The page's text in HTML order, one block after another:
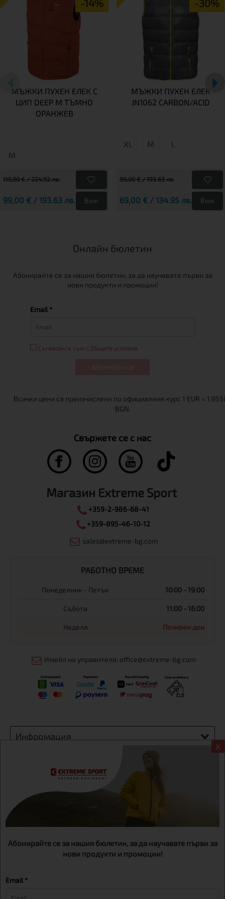
X
Абонирайте се за нашия бюлетин, за да научавате първи за
нови продукти и промоции!
Email *
-14%
МЪЖКИ ПУХЕН ЕЛЕК С
ЦИП DEEP M ТЪМНО
ОРАНЖЕВ
М
115,00 € / 224.92 лв.
99,00 € / 193.63 лв. Виж
-30%
МЪЖКИ ПУХЕН ЕЛЕК
JN1062 CARBON/ACID
XL М L
99,00 € / 193.63 лв.
69,00 € / 134.95 лв. Виж
Онлайн бюлетин
Абонирайте се за нашия бюлетин, за да научавате първи за
нови продукти и промоции!
Email *
Съгласен/а съм с Общите условия
Свържете се с нас
Магазин Extreme Sport
+359-2-986-68-41
+359-895-46-10-12
sales@extreme-bg.com
РАБОТНО ВРЕМЕ
Понеделник - Петък 10:00 - 19:00
Събота 11:00 - 16:00
Неделя Почивен ден
Имейл на управителя: office@extreme-bg.com
Информация
гр. София, Овча купел, ул.692, №12, офис 1, магазини
гр.София,бул. Дондуков 42, тел.:+359 895461012